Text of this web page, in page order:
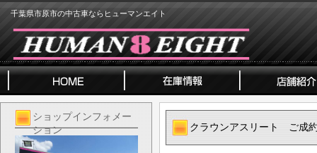
千葉県市原市の中古車ならヒューマンエイト
ショップインフォメー
ション
クラウンアスリート ご成